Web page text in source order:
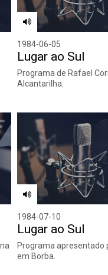
1984-06-05
Lugar ao Sul
Programa de Rafael
Alcantarilha.
1984-07-10
Lugar ao Sul
Programa apresentado
em Borba.